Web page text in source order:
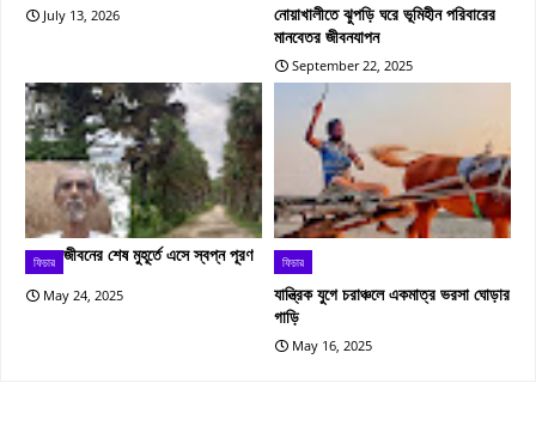
July 13, 2026
নোয়াখালীতে ঝুপড়ি ঘরে ভূমিহীন পরিবারের
মানবেতর জীবনযাপন
September 22, 2025
ফিচার জীবনের শেষ মুহূর্তে এসে স্বপ্ন পূরণ
May 24, 2025
ফিচার
যান্ত্রিক যুগে চরাঞ্চলে একমাত্র ভরসা ঘোড়ার
গাড়ি
May 16, 2025